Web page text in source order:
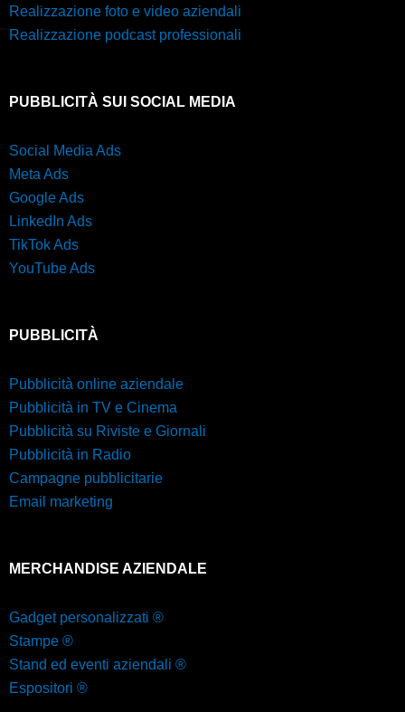
Realizzazione foto e video aziendali
Realizzazione podcast professionali
PUBBLICITÀ SUI SOCIAL MEDIA
Social Media Ads
Meta Ads
Google Ads
LinkedIn Ads
TikTok Ads
YouTube Ads
PUBBLICITÀ
Pubblicità online aziendale
Pubblicità in TV e Cinema
Pubblicità su Riviste e Giornali
Pubblicità in Radio
Campagne pubblicitarie
Email marketing
MERCHANDISE AZIENDALE
Gadget personalizzati ®
Stampe ®
Stand ed eventi aziendali ®
Espositori ®